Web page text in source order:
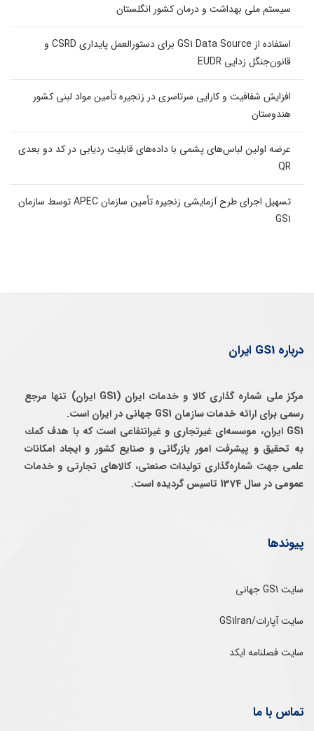
سیستم ملی بهداشت و درمان کشور انگلستان
استفاده از GS1 Data Source برای دستورالعمل پایداری CSRD و
قانون‌جنگل زدایی EUDR
افزایش شفافیت و کارایی سرتاسری در زنجیره تأمین مواد لبنی کشور
هندوستان
عرضه اولین لباس‌های پشمی با داده‌های قابلیت ردیابی در کد دو بعدی
QR
تسهیل اجرای طرح آزمایشی زنجیره تأمین سازمان APEC توسط سازمان
GS1
درباره GS1 ایران
مرکز ملی شماره گذاری کالا و خدمات ایران (GS1 ایران) تنها مرجع
رسمی برای ارائه خدمات سازمان GS1 جهانی در ایران است.
GS1 ایران، موسسه‌ای غيرتجاری و غيرانتفاعی است كه با هدف كمك
به تحقيق و پيشرفت امور بازرگانی و صنايع كشور و ايجاد امكانات
علمی جهت شماره‌گذاری توليدات صنعتی، كالاهای تجارتی و خدمات
عمومی در سال 1374 تاسيس گرديده است.
پیوندها
سایت GS1 جهانی
سایت آپارات/GS1Iran
سایت فصلنامه ایکد
تماس با ما